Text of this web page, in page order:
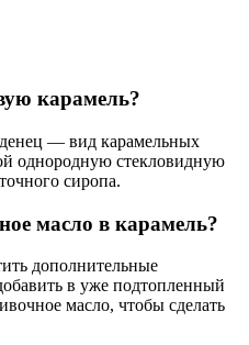
карамель?
— вид карамельных
однородную стекловидную
сиропа.
масло в карамель?
дополнительные
в уже подтопленный
масло, чтобы сделать